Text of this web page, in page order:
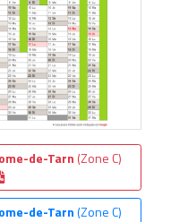
de-Tarn (Zone C)
de-Tarn(Zone C)